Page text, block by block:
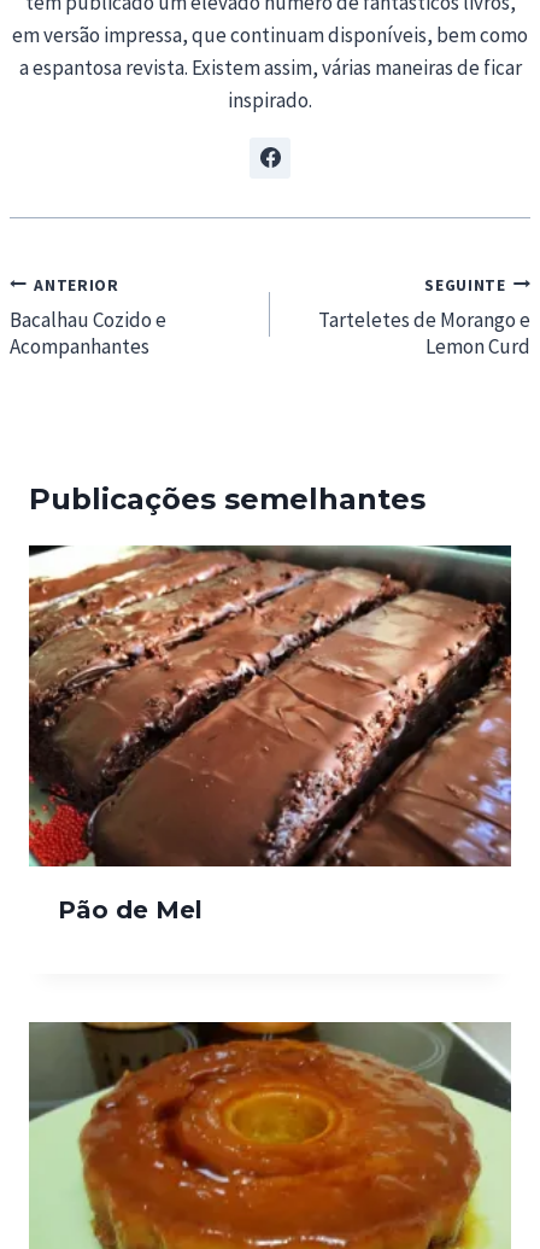
em versão impressa, que continuam disponíveis, bem como
a espantosa revista. Existem assim, várias maneiras de ficar
inspirado.
Navegação
de
artigos
ANTERIOR
Bacalhau Cozido e
Acompanhantes
SEGUINTE
Tarteletes de Morango e
Lemon Curd
Publicações semelhantes
Pão de Mel